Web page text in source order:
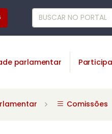
parlamentar
Comissões